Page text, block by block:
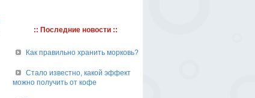
:: Последние новости ::
Как правильно хранить морковь?
Стало известно, какой эффект
можно получить от кофе